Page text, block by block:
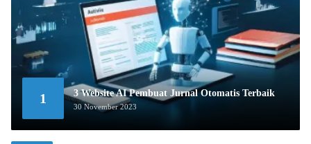
1 3 Website AI Pembuat Jurnal Otomatis Terbaik
30 November 2023